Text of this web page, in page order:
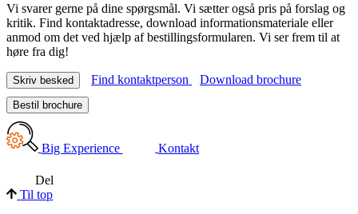
Vi svarer gerne på dine spørgsmål. Vi sætter også pris på forslag og
kritik. Find kontaktadresse, download informationsmateriale eller
anmod om det ved hjælp af bestillingsformularen. Vi ser frem til at
høre fra dig!
Skriv besked Find kontaktperson Download brochure
Bestil brochure
Big Experience Kontakt
Del
Til top